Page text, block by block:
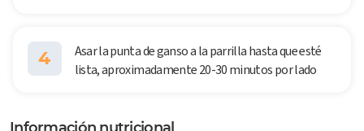
4
Asar la punta de ganso a la parrilla hasta que esté
lista, aproximadamente 20-30 minutos por lado